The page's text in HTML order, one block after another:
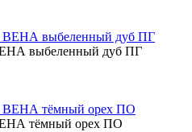
выбеленный дуб ПГ
тёмный орех ПО